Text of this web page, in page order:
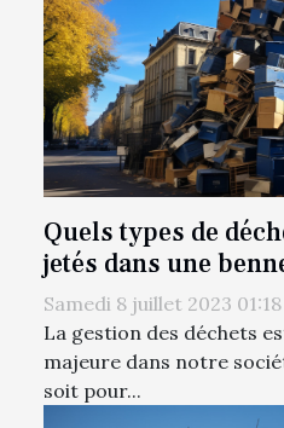
Quels types de
jetés dans une
Samedi 8 juillet 2023 01:18
La gestion des déchets
majeure dans notre
soit pour...